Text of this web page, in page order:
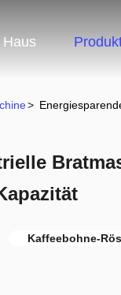
Haus
>
Kaffeebohne-